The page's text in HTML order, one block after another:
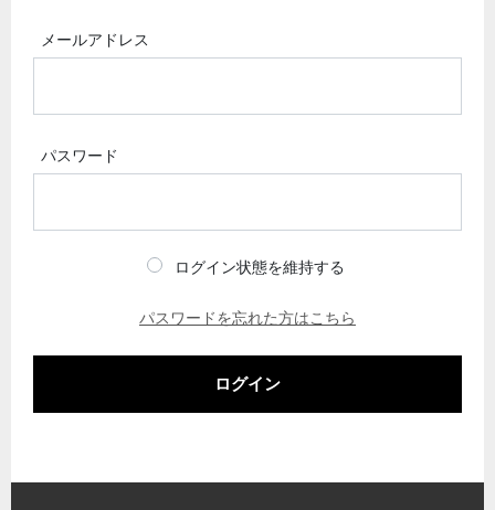
メールアドレス
パスワード
ログイン状態を維持する
パスワードを忘れた方はこちら
ログイン